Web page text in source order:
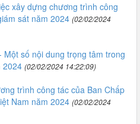
xây dựng chương trình công
sát năm 2024 (02/02/2024
số nội dung trọng tâm trong
2024 (02/02/2024 14:22:09)
trình công tác của Ban Chấp
Nam năm 2024 (02/02/2024